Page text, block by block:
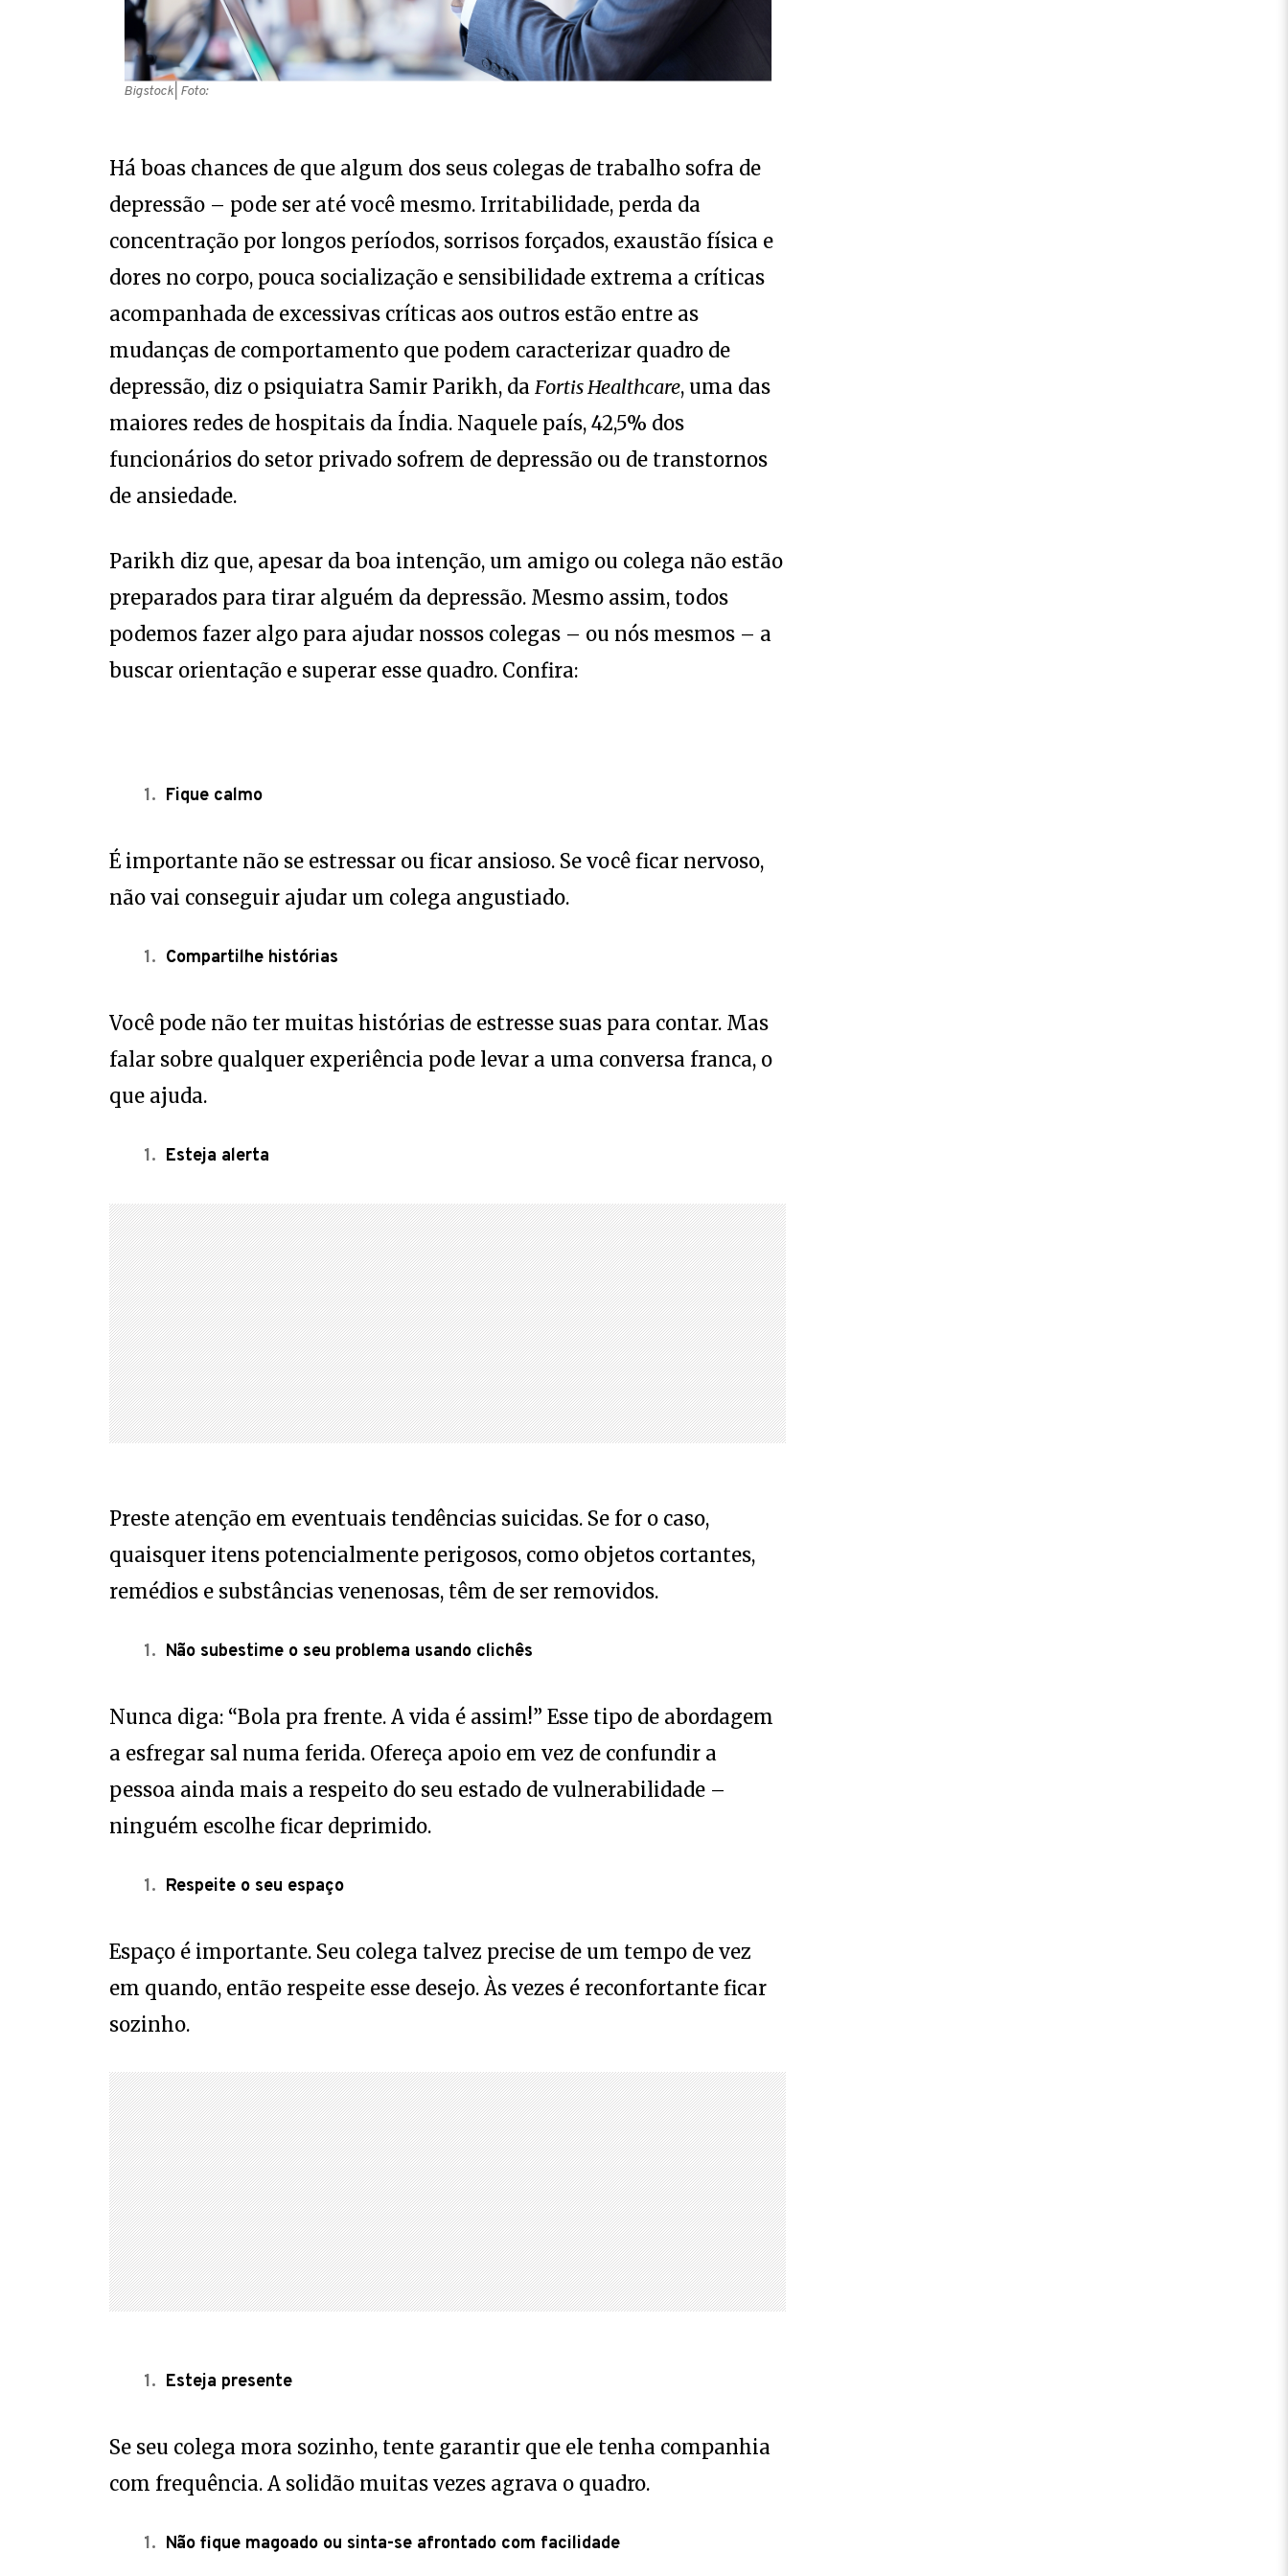
Bigstock| Foto:
Há boas chances de que algum dos seus colegas de trabalho sofra de
depressão – pode ser até você mesmo. Irritabilidade, perda da
concentração por longos períodos, sorrisos forçados, exaustão física e
dores no corpo, pouca socialização e sensibilidade extrema a críticas
acompanhada de excessivas críticas aos outros estão entre as
mudanças de comportamento que podem caracterizar quadro de
depressão, diz o psiquiatra Samir Parikh, da Fortis Healthcare, uma das
maiores redes de hospitais da Índia. Naquele país, 42,5% dos
funcionários do setor privado sofrem de depressão ou de transtornos
de ansiedade.
Parikh diz que, apesar da boa intenção, um amigo ou colega não estão
preparados para tirar alguém da depressão. Mesmo assim, todos
podemos fazer algo para ajudar nossos colegas – ou nós mesmos – a
buscar orientação e superar esse quadro. Confira:
Fique calmo
É importante não se estressar ou ficar ansioso. Se você ficar nervoso,
não vai conseguir ajudar um colega angustiado.
Compartilhe histórias
Você pode não ter muitas histórias de estresse suas para contar. Mas
falar sobre qualquer experiência pode levar a uma conversa franca, o
que ajuda.
Esteja alerta
Preste atenção em eventuais tendências suicidas. Se for o caso,
quaisquer itens potencialmente perigosos, como objetos cortantes,
remédios e substâncias venenosas, têm de ser removidos.
Não subestime o seu problema usando clichês
Nunca diga: “Bola pra frente. A vida é assim!” Esse tipo de abordagem
a esfregar sal numa ferida. Ofereça apoio em vez de confundir a
pessoa ainda mais a respeito do seu estado de vulnerabilidade –
ninguém escolhe ficar deprimido.
Respeite o seu espaço
Espaço é importante. Seu colega talvez precise de um tempo de vez
em quando, então respeite esse desejo. Às vezes é reconfortante ficar
sozinho.
Esteja presente
Se seu colega mora sozinho, tente garantir que ele tenha companhia
com frequência. A solidão muitas vezes agrava o quadro.
Não fique magoado ou sinta-se afrontado com facilidade